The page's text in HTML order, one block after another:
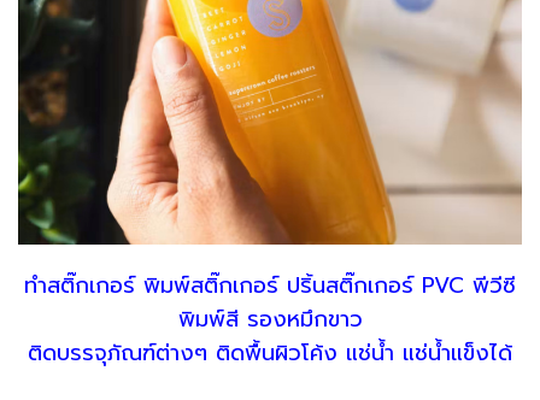
ทำสติ๊กเกอร์ พิมพ์สติ๊กเกอร์ ปริ้นสติ๊กเกอร์ PVC พีวีซี
พิมพ์สี รองหมึกขาว
ติดบรรจุภัณฑ์ต่างๆ ติดพื้นผิวโค้ง แช่น้ำ แช่น้ำแข็งได้